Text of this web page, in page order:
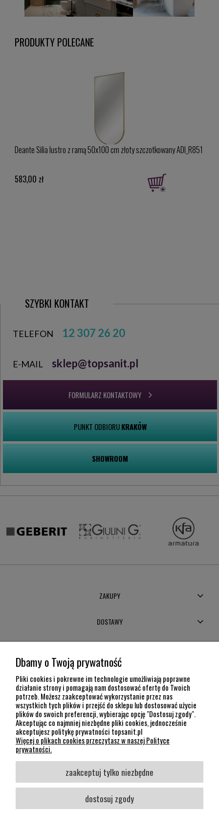
PRODUKTY POLECANE
Deante Silia lustro z ramą 50x100 cm złoty szczotkowany ADI_R851
583,00 zł
SZYBKI KONTAKT
TELEFON 12 307 26 20
E-MAIL sklep@topsanit.pl
FORMULARZ KONTAKTOWY
PUNKT ODBIORUKRAKÓW
SHOWROOM
ZAKUPY
DOSTAWY
POMOC
INFORMACJE
KONTAKT
12 307 26 20
Kraków, 30-704 Na Dołach 8
SOCIAL MEDIA
Śledź nas
Dbamy o Twoją prywatność
Pliki cookies i pokrewne im technologie umożliwiają poprawne
działanie strony i pomagają nam dostosować ofertę do Twoich
potrzeb. Możesz zaakceptować wykorzystanie przez nas
wszystkich tych plików i przejść do sklepu lub dostosować użycie
plików do swoich preferencji, wybierając opcję "Dostosuj zgody".
Akceptując co najmniej niezbędne pliki cookies, jednocześnie
akceptujesz politykę prywatności topsanit.pl
Więcej o plikach cookies przeczytasz w naszej Polityce
prywatności.
zaakceptuj tylko niezbędne
dostosuj zgody